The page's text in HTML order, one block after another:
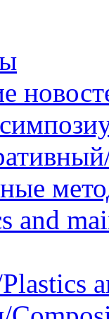
and